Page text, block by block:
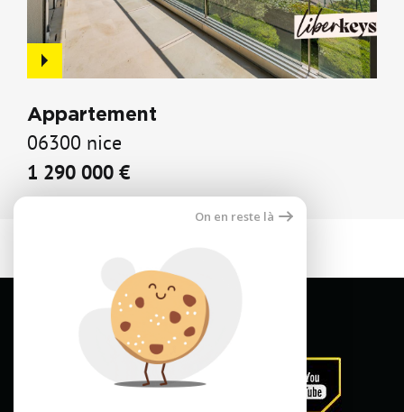
Appartement
06300 nice
1 290 000 €
On en reste là